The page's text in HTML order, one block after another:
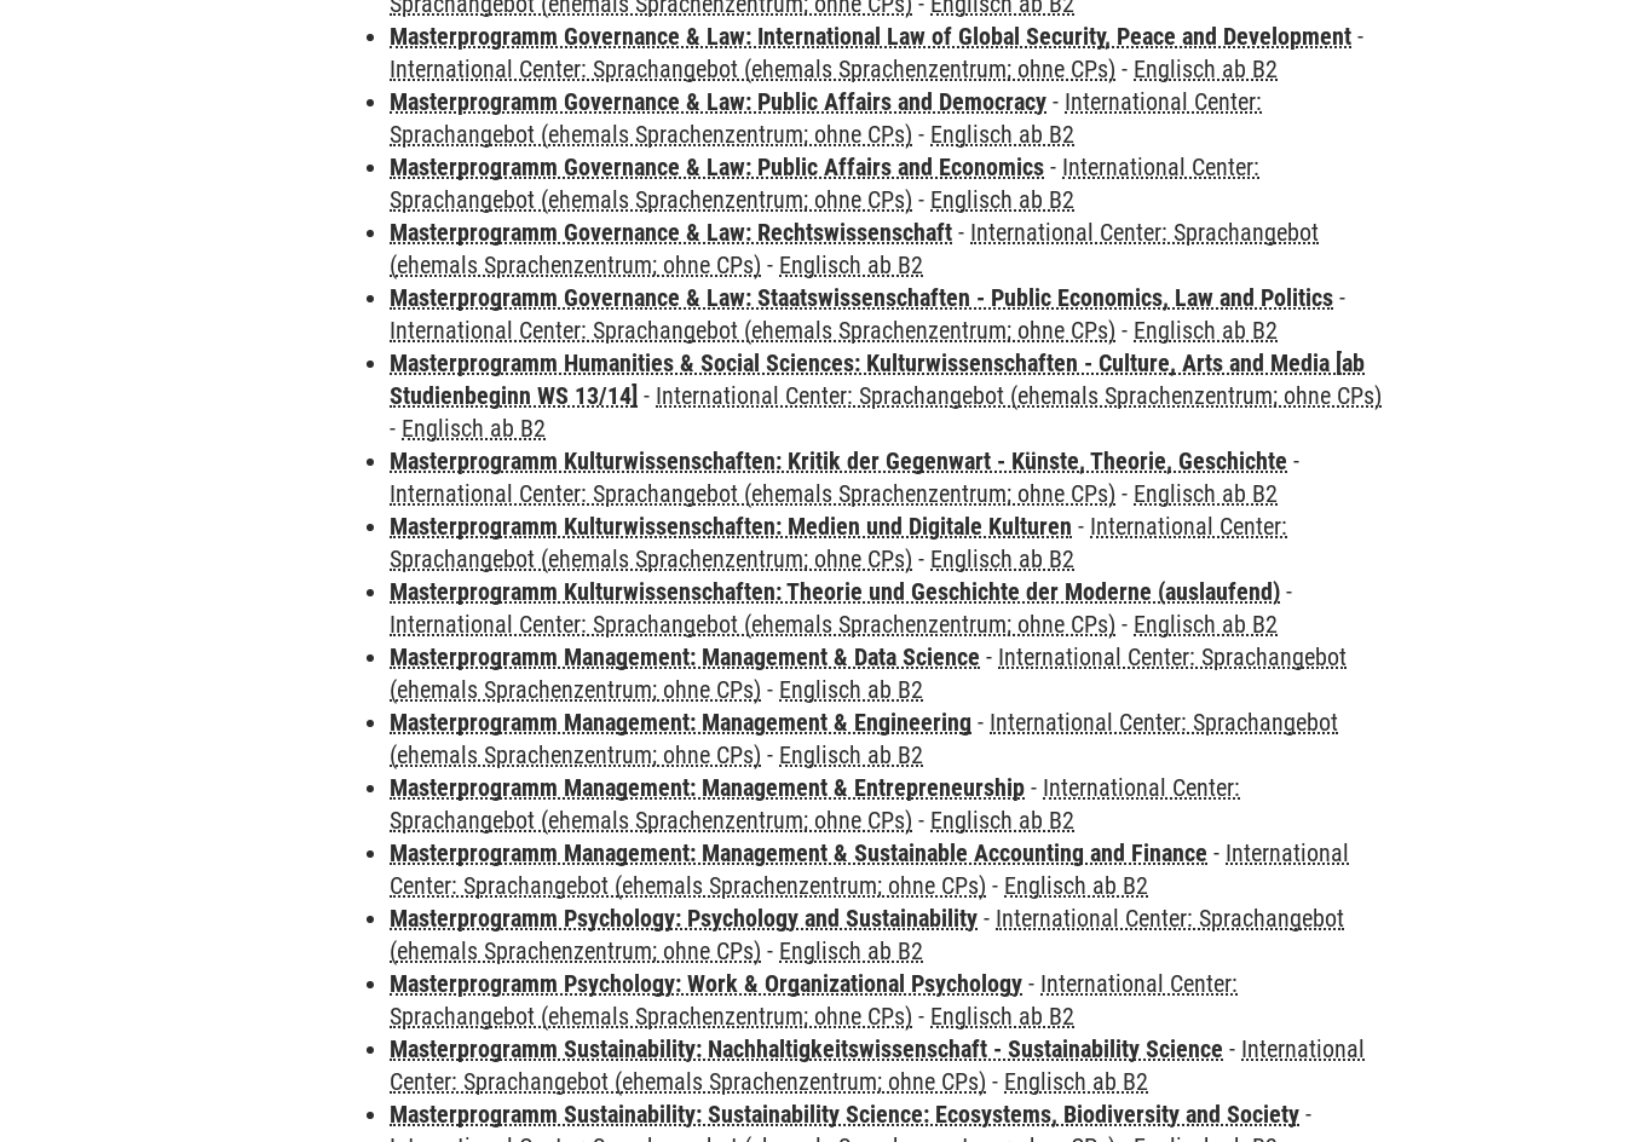
Masterprogramm Governance & Law: International Law of Global Security, Peace and Development -
International Center: Sprachangebot (ehemals Sprachenzentrum; ohne CPs) - Englisch ab B2
Masterprogramm Governance & Law: Public Affairs and Democracy - International Center:
Sprachangebot (ehemals Sprachenzentrum; ohne CPs) - Englisch ab B2
Masterprogramm Governance & Law: Public Affairs and Economics - International Center:
Sprachangebot (ehemals Sprachenzentrum; ohne CPs) - Englisch ab B2
Masterprogramm Governance & Law: Rechtswissenschaft - International Center: Sprachangebot
(ehemals Sprachenzentrum; ohne CPs) - Englisch ab B2
Masterprogramm Governance & Law: Staatswissenschaften - Public Economics, Law and Politics -
International Center: Sprachangebot (ehemals Sprachenzentrum; ohne CPs) - Englisch ab B2
Masterprogramm Humanities & Social Sciences: Kulturwissenschaften - Culture, Arts and Media [ab
Studienbeginn WS 13/14] - International Center: Sprachangebot (ehemals Sprachenzentrum; ohne CPs)
- Englisch ab B2
Masterprogramm Kulturwissenschaften: Kritik der Gegenwart - Künste, Theorie, Geschichte -
International Center: Sprachangebot (ehemals Sprachenzentrum; ohne CPs) - Englisch ab B2
Masterprogramm Kulturwissenschaften: Medien und Digitale Kulturen - International Center:
Sprachangebot (ehemals Sprachenzentrum; ohne CPs) - Englisch ab B2
Masterprogramm Kulturwissenschaften: Theorie und Geschichte der Moderne (auslaufend) -
International Center: Sprachangebot (ehemals Sprachenzentrum; ohne CPs) - Englisch ab B2
Masterprogramm Management: Management & Data Science - International Center: Sprachangebot
(ehemals Sprachenzentrum; ohne CPs) - Englisch ab B2
Masterprogramm Management: Management & Engineering - International Center: Sprachangebot
(ehemals Sprachenzentrum; ohne CPs) - Englisch ab B2
Masterprogramm Management: Management & Entrepreneurship - International Center:
Sprachangebot (ehemals Sprachenzentrum; ohne CPs) - Englisch ab B2
Masterprogramm Management: Management & Sustainable Accounting and Finance - International
Center: Sprachangebot (ehemals Sprachenzentrum; ohne CPs) - Englisch ab B2
Masterprogramm Psychology: Psychology and Sustainability - International Center: Sprachangebot
(ehemals Sprachenzentrum; ohne CPs) - Englisch ab B2
Masterprogramm Psychology: Work & Organizational Psychology - International Center:
Sprachangebot (ehemals Sprachenzentrum; ohne CPs) - Englisch ab B2
Masterprogramm Sustainability: Nachhaltigkeitswissenschaft - Sustainability Science - International
Center: Sprachangebot (ehemals Sprachenzentrum; ohne CPs) - Englisch ab B2
Masterprogramm Sustainability: Sustainability Science: Ecosystems, Biodiversity and Society -